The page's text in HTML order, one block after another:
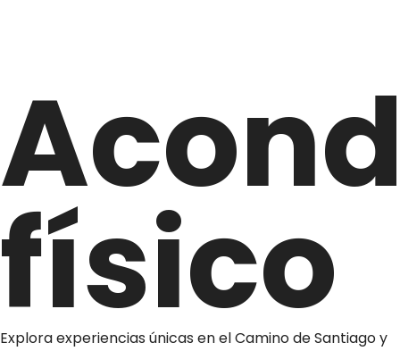
físico
Explora experiencias únicas en el Camino de Santiago y